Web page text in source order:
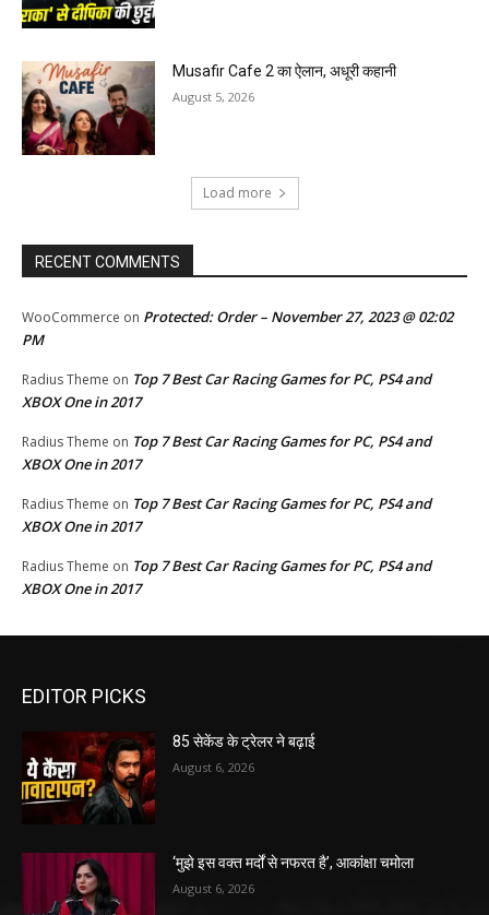
Musafir Cafe 2 का ऐलान, अधूरी कहानी
August 5, 2026
Load more
RECENT COMMENTS
WooCommerce on Protected: Order – November 27, 2023 @ 02:02
PM
Radius Theme on Top 7 Best Car Racing Games for PC, PS4 and
XBOX One in 2017
Radius Theme on Top 7 Best Car Racing Games for PC, PS4 and
XBOX One in 2017
Radius Theme on Top 7 Best Car Racing Games for PC, PS4 and
XBOX One in 2017
Radius Theme on Top 7 Best Car Racing Games for PC, PS4 and
XBOX One in 2017
EDITOR PICKS
85 सेकेंड के ट्रेलर ने बढ़ाई
August 6, 2026
‘मुझे इस वक्त मर्दों से नफरत है’, आकांक्षा चमोला
August 6, 2026